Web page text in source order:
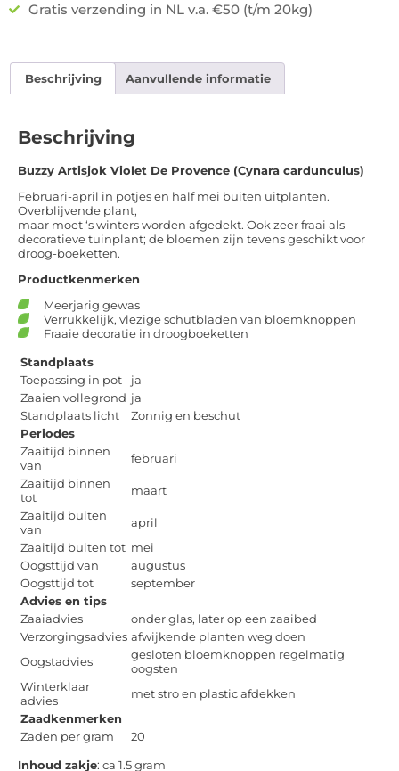
Gratis verzending in NL v.a. €50 (t/m 20kg)
Beschrijving Aanvullende informatie
Beschrijving
Buzzy Artisjok Violet De Provence (Cynara cardunculus)
Februari-april in potjes en half mei buiten uitplanten.
Overblijvende plant,
maar moet ‘s winters worden afgedekt. Ook zeer fraai als
decoratieve tuinplant; de bloemen zijn tevens geschikt voor
droog-boeketten.
Productkenmerken
Meerjarig gewas
Verrukkelijk, vlezige schutbladen van bloemknoppen
Fraaie decoratie in droogboeketten
Standplaats
Toepassing in pot
ja
Zaaien vollegrond ja
Standplaats licht
Zonnig en beschut
Periodes
Zaaitijd binnen
van
februari
Zaaitijd binnen
tot
maart
Zaaitijd buiten
van
april
Zaaitijd buiten tot mei
Oogsttijd van
augustus
Oogsttijd tot
september
Advies en tips
Zaaiadvies
onder glas, later op een zaaibed
Verzorgingsadvies afwijkende planten weg doen
Oogstadvies
gesloten bloemknoppen regelmatig
oogsten
Winterklaar
advies
met stro en plastic afdekken
Zaadkenmerken
Zaden per gram
20
Inhoud zakje: ca 1.5 gram